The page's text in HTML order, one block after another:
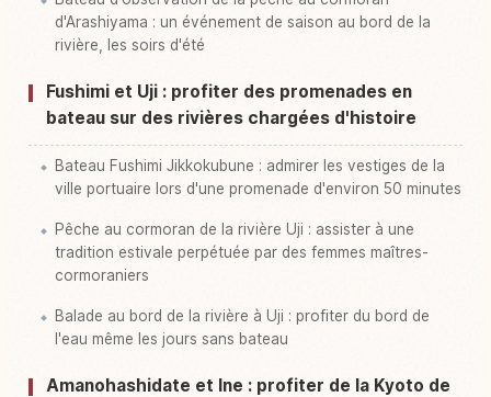
d'Arashiyama : un événement de saison au bord de la
rivière, les soirs d'été
Fushimi et Uji : profiter des promenades en
bateau sur des rivières chargées d'histoire
Bateau Fushimi Jikkokubune : admirer les vestiges de la
ville portuaire lors d'une promenade d'environ 50 minutes
Pêche au cormoran de la rivière Uji : assister à une
tradition estivale perpétuée par des femmes maîtres-
cormoraniers
Balade au bord de la rivière à Uji : profiter du bord de
l'eau même les jours sans bateau
Amanohashidate et Ine : profiter de la Kyoto de